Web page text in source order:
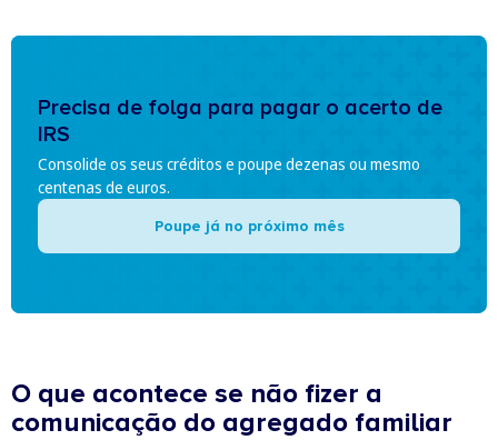
Precisa de folga para pagar o acerto de
IRS
Consolide os seus créditos e poupe dezenas ou mesmo
centenas de euros.
Poupe já no próximo mês
O que acontece se não fizer a
comunicação do agregado familiar